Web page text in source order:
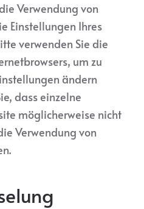
Verwendung von
Einstellungen Ihres
verwenden Sie die
um zu
ändern
dass einzelne
möglicherweise nicht
Verwendung von